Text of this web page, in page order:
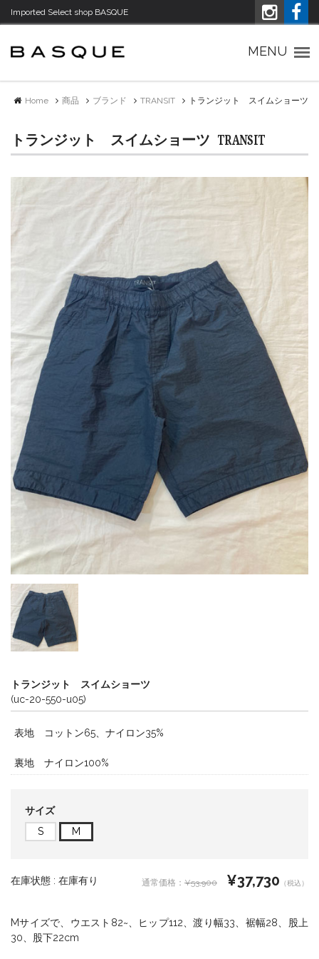
Imported Select shop BASQUE
MENU
Home 商品 ブランド TRANSIT トランジット スイムショーツ
トランジット スイムショーツ TRANSIT
トランジット スイムショーツ
(uc-20-550-u05)
表地 コットン65、ナイロン35%
裏地 ナイロン100%
サイズ
S
M
在庫状態 : 在庫有り ¥53,900 ¥37,730 （税込）
Mサイズで、ウエスト82~、ヒップ112、渡り幅33、裾幅28、股上
30、股下22cm